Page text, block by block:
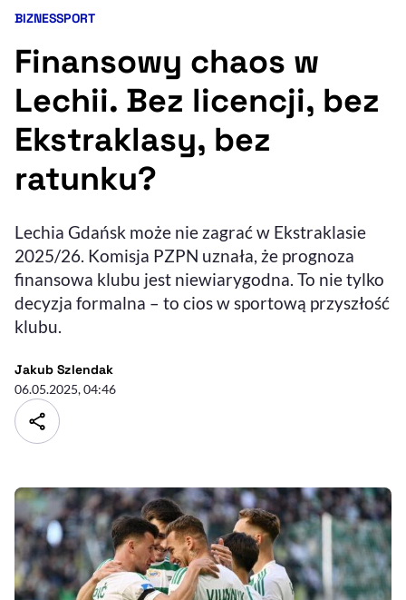
Ułatwienia dostępności wspierają:
Sprawdź, jak i dlaczego zwiększamy dostępność , otwiera się w nowym
Deklaracja dostępności
Kategorie artykułu:
BIZNESSPORT
Finansowy chaos w
Lechii. Bez licencji, bez
Ekstraklasy, bez
ratunku?
Lechia Gdańsk może nie zagrać w Ekstraklasie
2025/26. Komisja PZPN uznała, że prognoza
finansowa klubu jest niewiarygodna. To nie tylko
decyzja formalna – to cios w sportową przyszłość
klubu.
Jakub Szlendak- autor artykułu - profil
06.05.2025, 04:46